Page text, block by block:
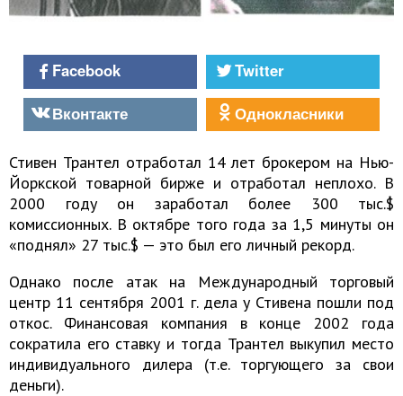
Facebook
Twitter
Вконтакте
Однокласники
Стивен Трантел отработал 14 лет брокером на Нью-
Йоркской товарной бирже и отработал неплохо. В
2000 году он заработал более 300 тыс.$
комиссионных. В октябре того года за 1,5 минуты он
«поднял» 27 тыс.$ — это был его личный рекорд.
Однако после атак на Международный торговый
центр 11 сентября 2001 г. дела у Стивена пошли под
откос. Финансовая компания в конце 2002 года
сократила его ставку и тогда Трантел выкупил место
индивидуального дилера (т.е. торгующего за свои
деньги).